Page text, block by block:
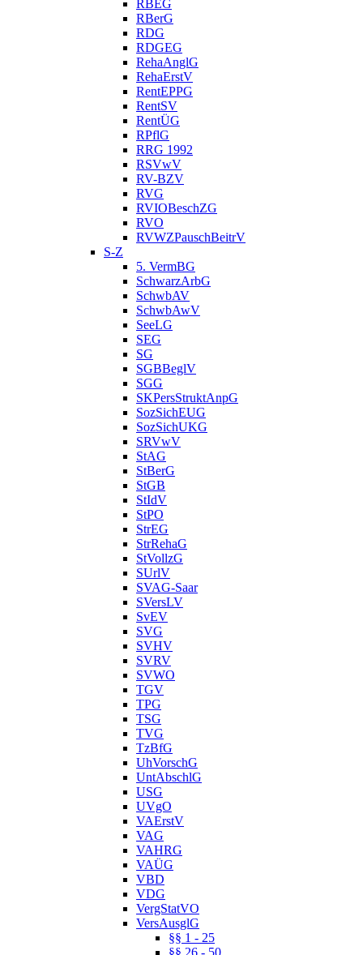
RBEG
RBerG
RDG
RDGEG
RehaAnglG
RehaErstV
RentEPPG
RentSV
RentÜG
RPflG
RRG 1992
RSVwV
RV-BZV
RVG
RVIOBeschZG
RVO
RVWZPauschBeitrV
S-Z
5. VermBG
SchwarzArbG
SchwbAV
SchwbAwV
SeeLG
SEG
SG
SGBBeglV
SGG
SKPersStruktAnpG
SozSichEUG
SozSichUKG
SRVwV
StAG
StBerG
StGB
StIdV
StPO
StrEG
StrRehaG
StVollzG
SUrlV
SVAG-Saar
SVersLV
SvEV
SVG
SVHV
SVRV
SVWO
TGV
TPG
TSG
TVG
TzBfG
UhVorschG
UntAbschlG
USG
UVgO
VAErstV
VAG
VAHRG
VAÜG
VBD
VDG
VergStatVO
VersAusglG
§§ 1 - 25
§§ 26 - 50